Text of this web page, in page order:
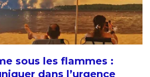
sous les flammes :
dans l’urgence